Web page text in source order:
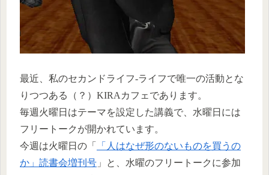
最近、私のセカンドライフ-ライフで唯一の活動とな
りつつある（？）KIRAカフェであります。
毎週火曜日はテーマを設定した講義で、水曜日には
フリートークが開かれています。
今週は火曜日の「
「人はなぜ形のないものを買うの
か」読書会増刊号 」と、水曜のフリートークに参加